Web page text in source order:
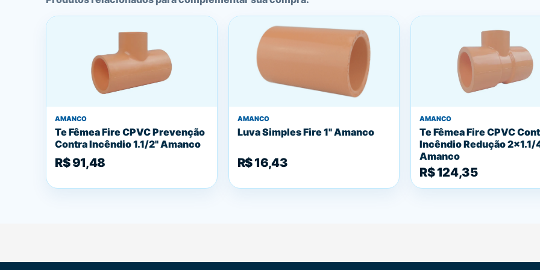
AMANCO
Te Fêmea Fire CPVC Prevenção
Contra Incêndio 1.1/2" Amanco
R$ 91,48
AMANCO
Luva Simples Fire 1" Amanco
R$ 16,43
AMANCO
Te Fêmea Fire CPVC
Incêndio Redução 2x1.1/
Amanco
R$ 124,35